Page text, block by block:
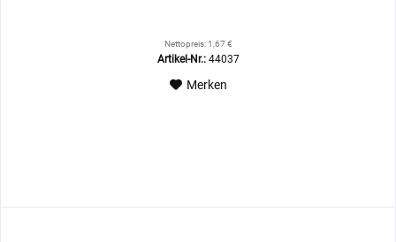
Nettopreis: 1,67 €
Artikel-Nr.:44037
Merken